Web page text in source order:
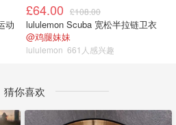
动
£64.00 £108.00
lululemon Scuba 宽松半拉链卫衣
@鸡腿妹妹
lululemon 661人感兴趣
猜你喜欢